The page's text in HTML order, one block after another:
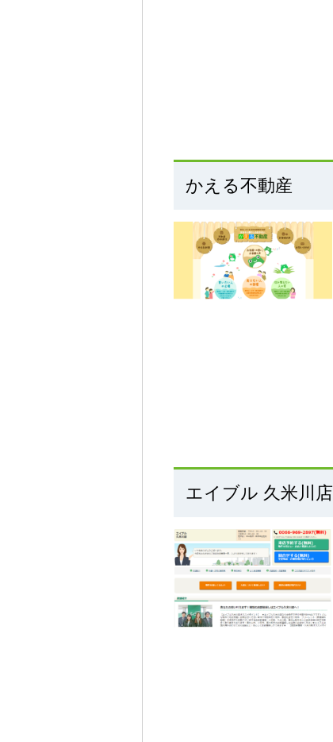
かえる不動産
エイブル 久米川店